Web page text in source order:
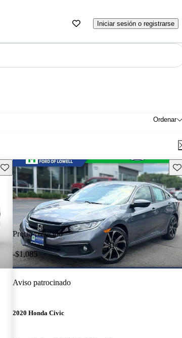
Iniciar sesión o registrarse
Ordenar
Guarda este Aviso
Precio reducido
-$1,085
Aviso patrocinado
2020 Honda Civic